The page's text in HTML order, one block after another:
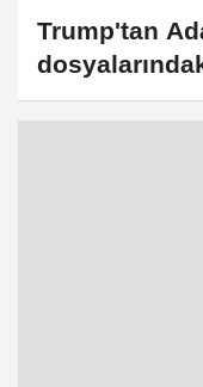
Trump'tan
ismini